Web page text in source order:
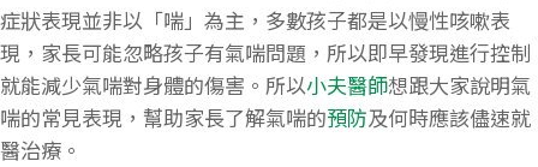
症狀表現並非以「喘」為主，多數孩子都是以慢性咳嗽表
現，家長可能忽略孩子有氣喘問題，所以即早發現進行控制
就能減少氣喘對身體的傷害。所以小夫醫師想跟大家說明氣
喘的常見表現，幫助家長了解氣喘的預防及何時應該儘速就
醫治療。